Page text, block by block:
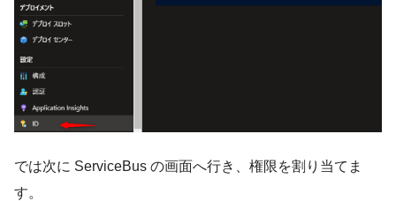
では次に ServiceBus の画面へ行き、権限を割り当てま
す。